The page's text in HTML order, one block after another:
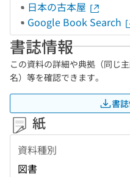
日本の古本屋
Google Book Search
書誌情報
この資料の詳細や典拠（同じ
名）等を確認できます。
書
紙
資料種別
図書